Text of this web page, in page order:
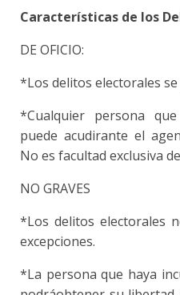
Características de los
DE OFICIO:
*Los delitos electorales
*Cualquier persona
puede acudirante el
No es facultad exclusiva
NO GRAVES
*Los delitos electorales
excepciones.
*La persona que haya